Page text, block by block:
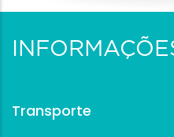
Transporte